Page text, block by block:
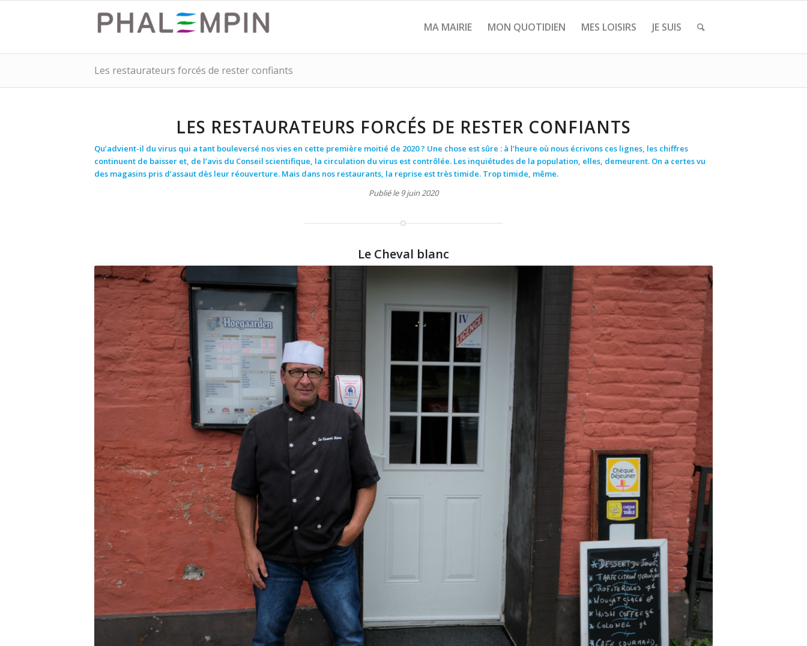
MA MAIRIE MON QUOTIDIEN MES LOISIRS JE SUIS
Les restaurateurs forcés de rester confiants
LES RESTAURATEURS FORCÉS DE RESTER CONFIANTS
Qu’advient-il du virus qui a tant bouleversé nos vies en cette première moitié de 2020 ? Une chose est sûre : à l’heure où nous écrivons ces lignes, les chiffres
continuent de baisser et, de l’avis du Conseil scientifique, la circulation du virus est contrôlée. Les inquiétudes de la population, elles, demeurent. On a certes vu
des magasins pris d’assaut dès leur réouverture. Mais dans nos restaurants, la reprise est très timide. Trop timide, même.
Publié le 9 juin 2020
Le Cheval blanc